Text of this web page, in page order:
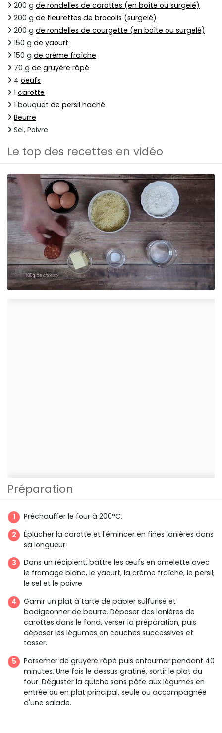
200 g de rondelles de carottes (en boîte ou surgelé)
200 g de fleurettes de brocolis (surgelé)
200 g de rondelles de courgette (en boîte ou surgelé)
150 g de yaourt
150 g de crème fraîche
70 g de gruyère râpé
4 oeufs
1 carotte
1 bouquet de persil haché
Beurre
Sel, Poivre
Le top des recettes en vidéo
Préparation
Préchauffer le four à 200°C.
Éplucher la carotte et l'émincer en fines lanières dans
sa longueur.
Dans un récipient, battre les œufs en omelette avec
le fromage blanc, le yaourt, la crème fraîche, le persil,
le sel et le poivre.
Garnir un plat à tarte de papier sulfurisé et
badigeonner de beurre. Déposer des lanières de
carottes dans le fond, verser la préparation, puis
déposer les légumes en couches successives et
tasser.
Parsemer de gruyère râpé puis enfourner pendant 40
minutes. Une fois le dessus gratiné, sortir le plat du
four. Déguster la quiche sans pâte aux légumes en
entrée ou en plat principal, seule ou accompagnée
d'une salade.